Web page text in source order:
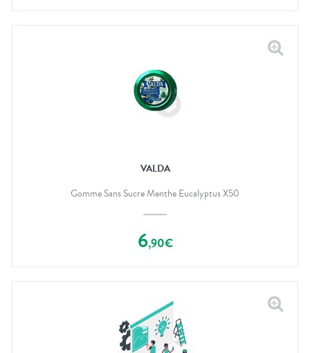
VALDA
Gomme Sans Sucre Menthe Eucalyptus X50
6,90€